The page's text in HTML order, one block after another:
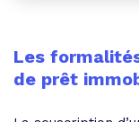
Les
de prêt